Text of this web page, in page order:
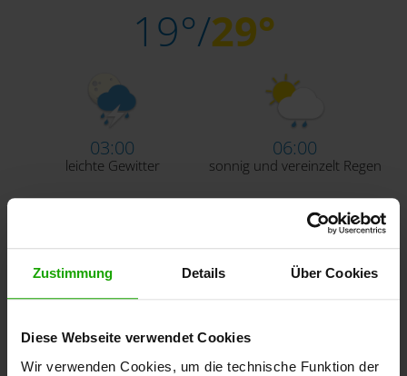
Zustimmung Details Über Cookies
Diese Webseite verwendet Cookies
Wir verwenden Cookies, um die technische Funktion der
19°/29°
03:00
leichte Gewitter
06:00
sonnig und vereinzelt Regen
09:00 12:00